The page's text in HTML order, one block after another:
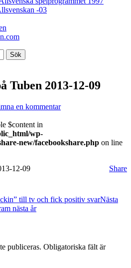
-03
Tuben 2013-12-09
en kommentar
$content in
wp-
new/facebookshare.php on line
Share
12-09
till tv och fick positiv svarNästa
nästa år
publiceras. Obligatoriska fält är